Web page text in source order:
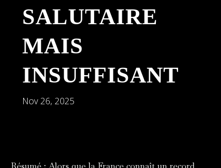
SALUTAIRE
MAIS
INSUFFISANT
Nov 26, 2025
Résumé : Alors que la France connaît un record